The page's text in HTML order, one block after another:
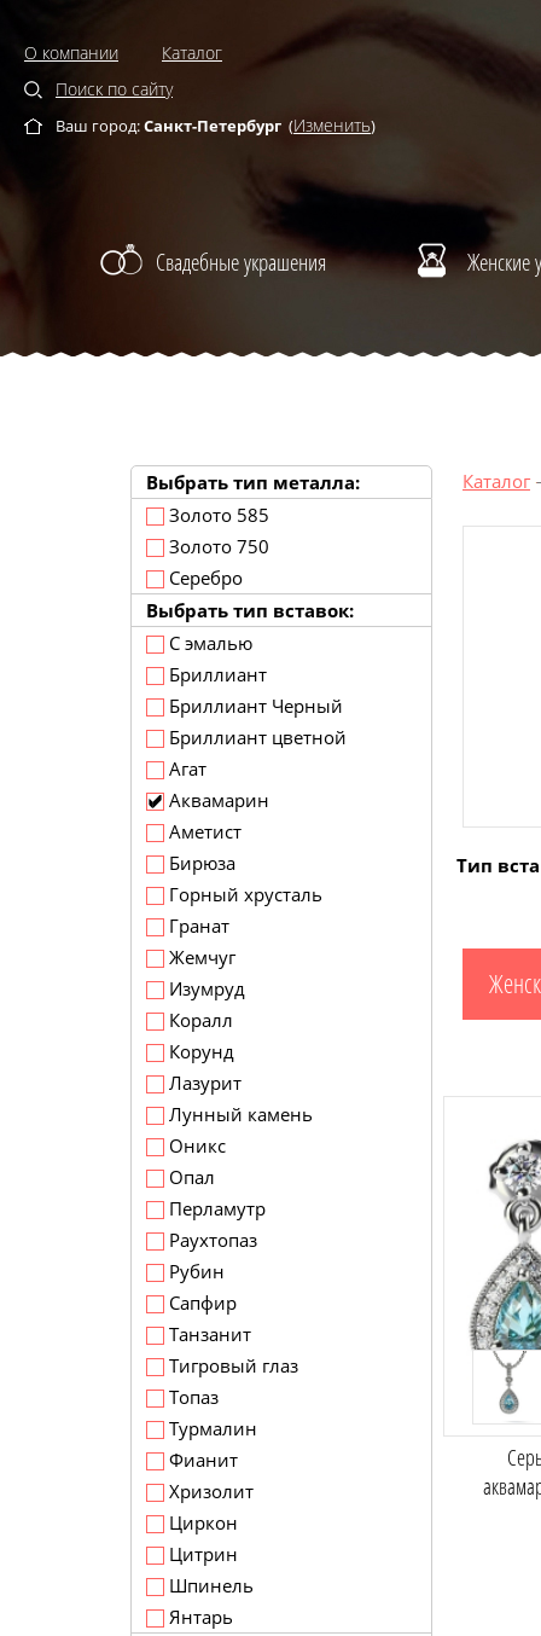
О компании
Каталог
Поиск по сайту
Ваш город:Санкт-Петербург (Изменить)
Свадебные украшения Женские
Выбрать тип металла:
Золото 585
Золото 750
Серебро
Выбрать тип вставок:
С эмалью
Бриллиант
Бриллиант Черный
Бриллиант цветной
Агат
Аквамарин
Аметист
Бирюза
Горный хрусталь
Гранат
Жемчуг
Изумруд
Коралл
Корунд
Лазурит
Лунный камень
Оникс
Опал
Перламутр
Раухтопаз
Рубин
Сапфир
Танзанит
Тигровый глаз
Топаз
Турмалин
Фианит
Хризолит
Циркон
Цитрин
Шпинель
Янтарь
Каталог
Тип